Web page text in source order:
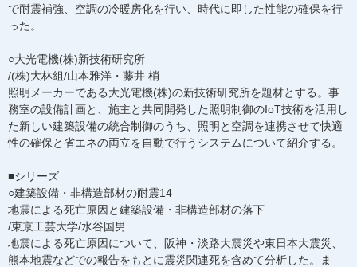
で耐震補強、空調の冷暖房化を行い、時代に即した性能の確保を行
った。
○大光電機(株)新技術研究所
/(株)大林組/山本雅洋・藤井 梢
照明メーカーである大光電機(株)の新技術研究所を題材とする。事
務室の設備計画と、施主と共同開発した照明制御のIoT技術を活用し
た新しい建築設備の統合制御のうち、照明と空調を連携させて快適
性の確保と省エネの両立を自動で行うシステムについて紹介する。
■シリーズ
○建築設備・非構造部材の耐震14
地震による死亡原因と建築設備・非構造部材の落下
/東京工芸大学/水谷国男
地震による死亡原因について、阪神・淡路大震災や東日本大震災、
熊本地震などでの報告をもとに震災関連死を含めて分析した。ま